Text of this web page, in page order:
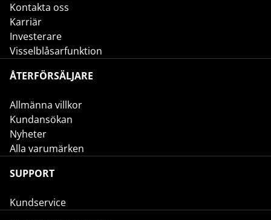
Kontakta oss
Karriär
Investerare
Visselblåsarfunktion
ÅTERFÖRSÄLJARE
Allmänna villkor
Kundansökan
Nyheter
Alla varumärken
SUPPORT
Kundservice